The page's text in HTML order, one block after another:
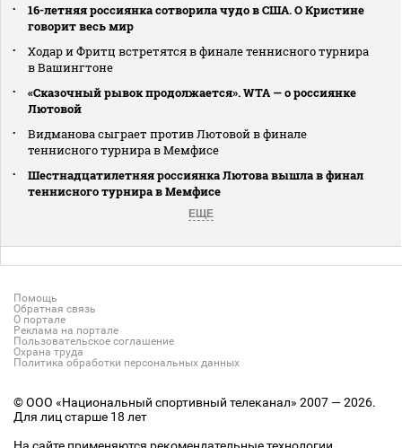
16-летняя россиянка сотворила чудо в США. О Кристине
говорит весь мир
Ходар и Фритц встретятся в финале теннисного турнира
в Вашингтоне
«Сказочный рывок продолжается». WTA — о россиянке
Лютовой
Видманова сыграет против Лютовой в финале
теннисного турнира в Мемфисе
Шестнадцатилетняя россиянка Лютова вышла в финал
теннисного турнира в Мемфисе
ЕЩЕ
Помощь
Обратная связь
О портале
Реклама на портале
Пользовательское соглашение
Охрана труда
Политика обработки персональных данных
© ООО «Национальный спортивный телеканал» 2007 — 2026.
Для лиц старше 18 лет